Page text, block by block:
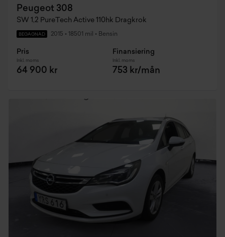
Peugeot 308
SW 1,2 PureTech Active 110hk Dragkrok
BEGAGNAD 2015 • 18501 mil • Bensin
Pris
Inkl. moms
64 900 kr
Finansiering
Inkl. moms
753 kr/mån